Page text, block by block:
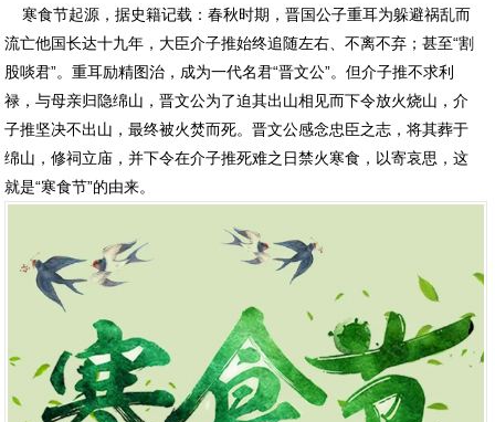
寒食节起源，据史籍记载：春秋时期，晋国公子重耳为躲避祸乱而
流亡他国长达十九年，大臣介子推始终追随左右、不离不弃；甚至“割
股啖君”。重耳励精图治，成为一代名君“晋文公”。但介子推不求利
禄，与母亲归隐绵山，晋文公为了迫其出山相见而下令放火烧山，介
子推坚决不出山，最终被火焚而死。晋文公感念忠臣之志，将其葬于
绵山，修祠立庙，并下令在介子推死难之日禁火寒食，以寄哀思，这
就是“寒食节”的由来。